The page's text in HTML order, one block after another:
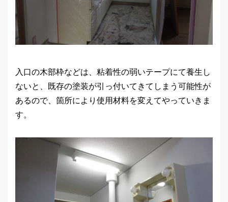
入口の木部枠などは、粘着性の弱いテープにて養生し
ないと、既存の塗装が引っ付いてきてしまう可能性が
あるので、箇所により使用材料を変えてやっていきま
す。